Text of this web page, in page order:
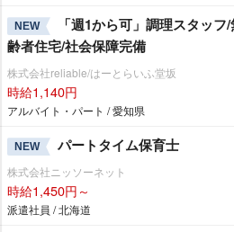
NEW
「週1から可」調理スタッ
齢者住宅/社会保障完備
株式会社reliable/はーとらいふ堂坂
時給1,140円
アルバイト・パート / 愛知県
NEW パートタイム保育士
株式会社ニッソーネット
時給1,450円～
派遣社員 / 北海道